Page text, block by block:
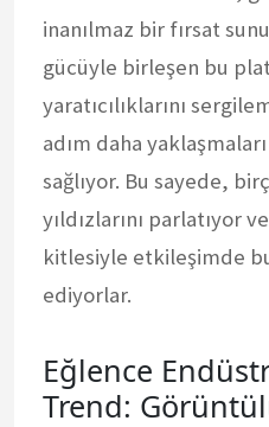
inanılmaz bir fırsat
gücüyle birleşen bu
yaratıcılıklarını
adım daha
sağlıyor. Bu sayede,
yıldızlarını parlatıyor
kitlesiyle etkileşimde
ediyorlar.
Eğlence
Trend: